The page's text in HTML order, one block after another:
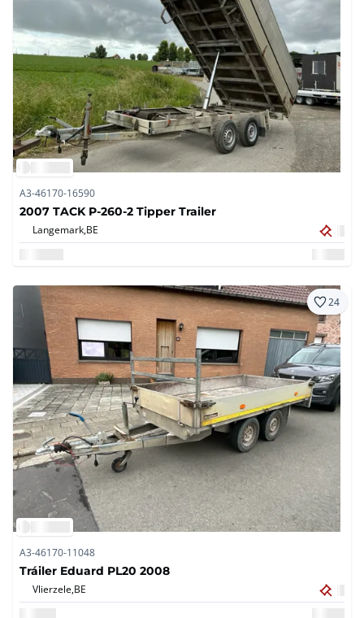
A3-46170-16590
2007 TACK P-260-2 Tipper Trailer
Langemark,BE
24
A3-46170-11048
Tráiler Eduard PL20 2008
Vlierzele,BE